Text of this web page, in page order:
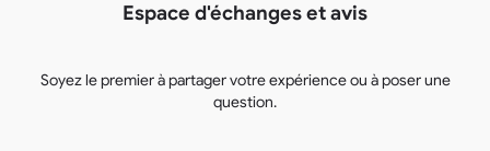
Espace d'échanges et avis
Soyez le premier à partager votre expérience ou à poser une
question.